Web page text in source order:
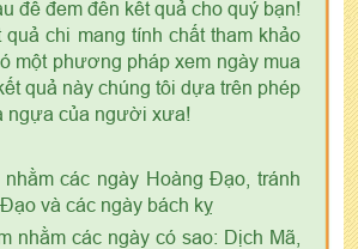
để đem đến kết quả cho quý bạn!
quả chi mang tính chất tham khảo
một phương pháp xem ngày mua
quả này chúng tôi dựa trên phép
ngựa của người xưa!
các ngày Hoàng Đạo, tránh
và các ngày bách kỵ
nhằm các ngày có sao: Dịch Mã,